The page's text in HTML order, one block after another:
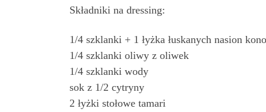
Składniki na dressing:
1/4 szklanki + 1 łyżka łuskanych nasion
1/4 szklanki oliwy z oliwek
1/4 szklanki wody
sok z 1/2 cytryny
2 łyżki stołowe tamari